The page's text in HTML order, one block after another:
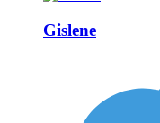
Gislene